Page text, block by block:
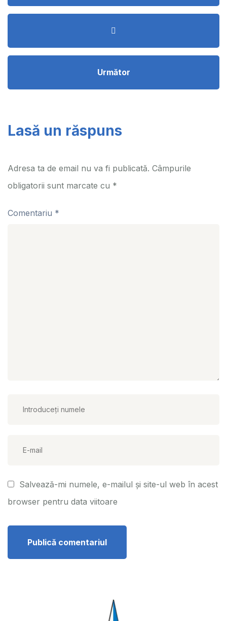
Următor
Lasă un răspuns
Adresa ta de email nu va fi publicată. Câmpurile
obligatorii sunt marcate cu *
Comentariu *
Salvează-mi numele, e-mailul și site-ul web în acest
browser pentru data viitoare